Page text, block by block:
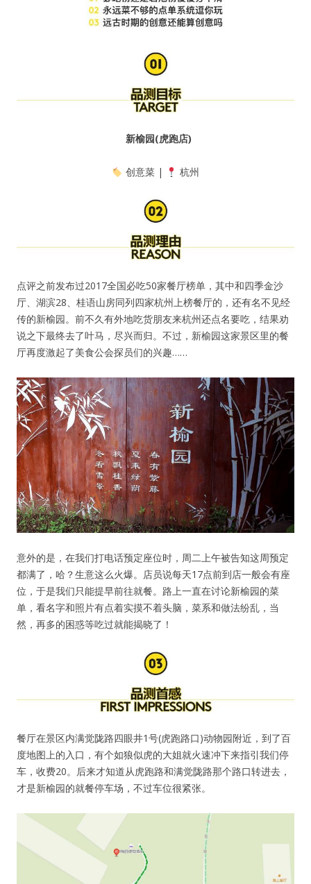
新榆园(虎跑店)
创意菜 | 杭州
点评之前发布过2017全国必吃50家餐厅榜单，其中和四季金沙
厅、湖滨28、桂语山房同列四家杭州上榜餐厅的，还有名不见经
传的新榆园。前不久有外地吃货朋友来杭州还点名要吃，结果劝
说之下最终去了叶马，尽兴而归。不过，新榆园这家景区里的餐
厅再度激起了美食公会探员们的兴趣……
意外的是，在我们打电话预定座位时，周二上午被告知这周预定
都满了，哈？生意这么火爆。店员说每天17点前到店一般会有座
位，于是我们只能提早前往就餐。路上一直在讨论新榆园的菜
单，看名字和照片有点着实摸不着头脑，菜系和做法纷乱，当
然，再多的困惑等吃过就能揭晓了！
餐厅在景区内满觉陇路四眼井1号(虎跑路口)动物园附近，到了百
度地图上的入口，有个如狼似虎的大姐就火速冲下来指引我们停
车，收费20。后来才知道从虎跑路和满觉陇路那个路口转进去，
才是新榆园的就餐停车场，不过车位很紧张。